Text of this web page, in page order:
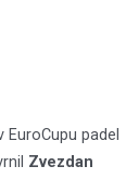
padel
Zvezdan